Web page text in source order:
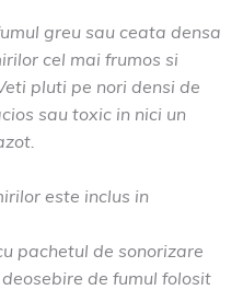
greu sau ceata densa
cel mai frumos si
pluti pe nori densi de
sau toxic in nici un
este inclus in
pachetul de sonorizare
de fumul folosit